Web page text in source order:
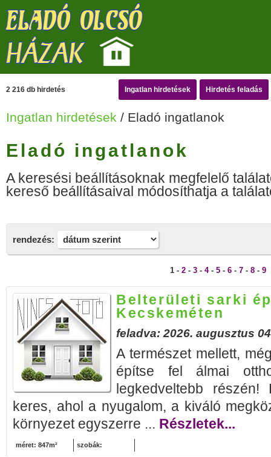
2 216 db hirdetés Ingatlan hirdetések Hirdetés feladás
Ingatlan hirdetések / Eladó ingatlanok
Eladó ingatlanok
A keresési beállításoknak megfelelő
kereső beállításaival módosíthatja a
rendezés:
1 - 2- 3- 4- 5- 6- 7- 8- 9
Belterületi sarki
Kecskeméten
feladva: 2026. augusztus
A természet mellett,
építse fel álmai
legkedveltebb
keres, ahol a nyugalom, a kiváló
környezet egyszerre ... Részletek...
méret: 847m² szobák: